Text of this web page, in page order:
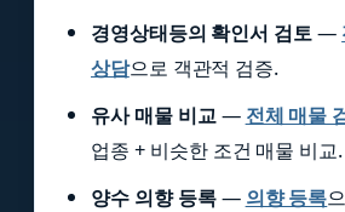
경영상태등의 확인서 검토—
상담으로 객관적 검증.
유사 매물 비교— 전체 매물
업종 + 비슷한 조건 매물 비교.
양수 의향 등록— 의향 등록